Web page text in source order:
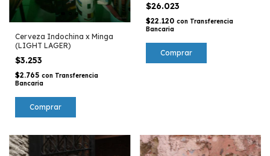
Cerveza Indochina x Minga
(LIGHT LAGER)
$3.253
$2.765 con Transferencia
Bancaria
$26.023
$22.120 con Transferencia
Bancaria
Comprar